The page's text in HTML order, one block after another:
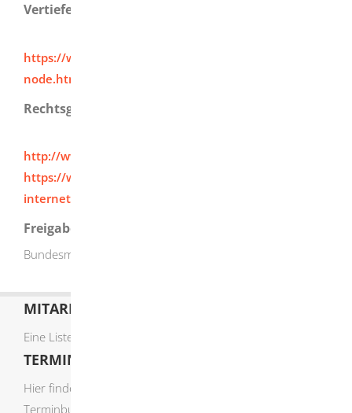
Vertiefende Informationen
https://www.personalausweisportal.de/Webs/PA/DE/
node.html
Rechtsgrundlage
http://www.gesetze-im-internet.de/pauswg/__21.html
https://www.gesetze-im-
internet.de/pauswv/__29.html
Freigabevermerk
Bundesministerium des Innern, für Bau und Heimat (BMI)
MITARBEITERLISTE
Eine Liste der Mitarbeiter von A-Z finden Sie
TERMIN ONLINE BUCHEN
Hier finden Sie die verfügbaren Sachgebiete zur Online-
Terminbuchung: